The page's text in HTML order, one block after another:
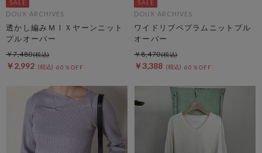
DOUX ARCHIVES
透かし編みＭＩＸヤーンニット
プルオーバー
￥2,992 60％OFF
￥7,480
DOUX ARCHIVES
ワイドリブペプラムニットプル
オーバー
￥3,388 60％OFF
￥8,470